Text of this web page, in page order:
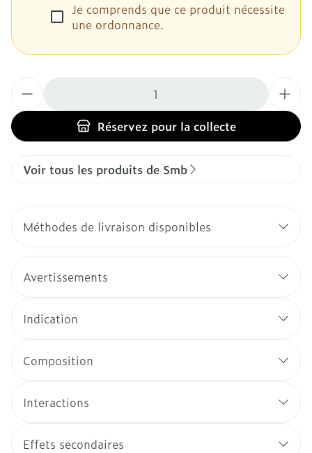
Je comprends que ce produit nécessite
une ordonnance.
Réservezpour la collecte
Voir tous les produits de Smb
Méthodes de livraison disponibles
Avertissements
Indication
Composition
Interactions
Effets secondaires